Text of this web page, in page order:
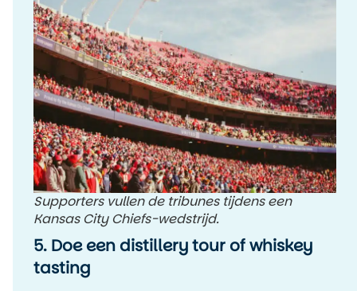
Supporters vullen de tribunes tijdens een
Kansas City Chiefs-wedstrijd.
5. Doe een distillery tour of whiskey
tasting